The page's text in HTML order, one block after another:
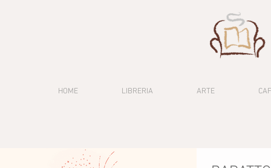
HOME LIBRERIA ARTE